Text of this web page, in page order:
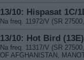
13/10: Hispasat 1C/
Na freq. 11972/V (SR
13/10: Hot Bird
Na freq. 11317/V (SR
OF AFGHANISTAN,